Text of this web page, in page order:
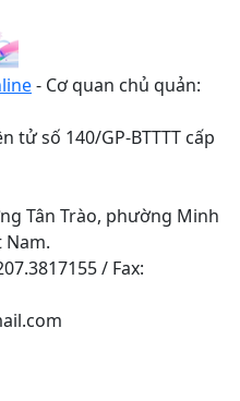
- Cơ quan chủ quản:
tử số 140/GP-BTTTT cấp
Tân Trào, phường Minh
Nam.
/ Fax: